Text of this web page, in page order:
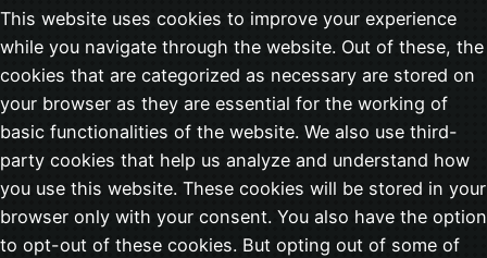
This website uses cookies to improve your experience
while you navigate through the website. Out of these, the
cookies that are categorized as necessary are stored on
your browser as they are essential for the working of
basic functionalities of the website. We also use third-
party cookies that help us analyze and understand how
you use this website. These cookies will be stored in your
browser only with your consent. You also have the option
to opt-out of these cookies. But opting out of some of